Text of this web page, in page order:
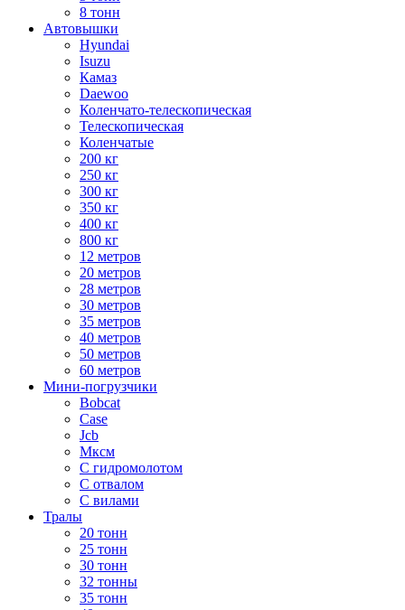
8 тонн
Автовышки
Hyundai
Isuzu
Камаз
Daewoo
Коленчато-телескопическая
Телескопическая
Коленчатые
200 кг
250 кг
300 кг
350 кг
400 кг
800 кг
12 метров
20 метров
28 метров
30 метров
35 метров
40 метров
50 метров
60 метров
Мини-погрузчики
Bobcat
Case
Jcb
Мксм
С гидромолотом
С отвалом
С вилами
Тралы
20 тонн
25 тонн
30 тонн
32 тонны
35 тонн